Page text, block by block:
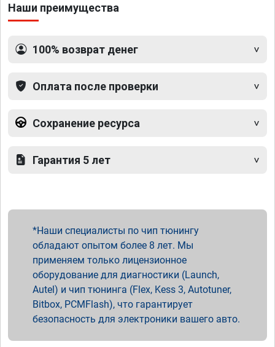
Наши преимущества
100% возврат денег
Оплата после проверки
Сохранение ресурса
Гарантия 5 лет
Наши специалисты по чип тюнингу
обладают опытом более 8 лет. Мы
применяем только лицензионное
оборудование для диагностики (Launch,
Autel) и чип тюнинга (Flex, Kess 3, Autotuner,
Bitbox, PCMFlash), что гарантирует
безопасность для электроники вашего авто.